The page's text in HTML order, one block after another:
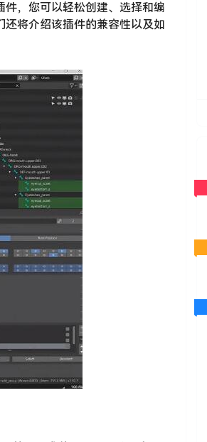
，您可以轻松创建、选择和编
将介绍该插件的兼容性以及如